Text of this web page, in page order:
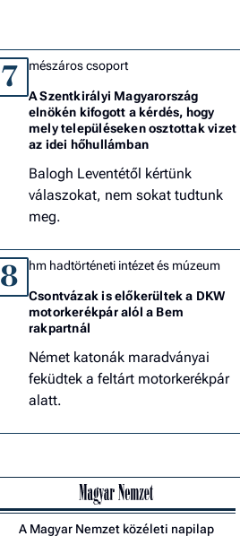
7 mészáros csoport
A Szentkirályi Magyarország
elnökén kifogott a kérdés, hogy
mely településeken osztottak vizet
az idei hőhullámban
Balogh Leventétől kértünk
válaszokat, nem sokat tudtunk
meg.
8 hm hadtörténeti intézet és múzeum
Csontvázak is előkerültek a DKW
motorkerékpár alól a Bem
rakpartnál
Német katonák maradványai
feküdtek a feltárt motorkerékpár
alatt.
A Magyar Nemzet közéleti napilap